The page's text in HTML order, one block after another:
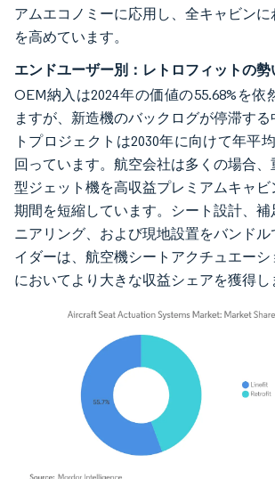
アムエコノミーに応用し、全キャビン
を高めています。
エンドユーザー別：レトロフィットの勢
OEM納入は2024年の価値の55.68%を依
ますが、新造機のバックログが停滞す
トプロジェクトは2030年に向けて年平
回っています。航空会社は多くの場合
型ジェット機を高収益プレミアムキャ
期間を短縮しています。シート設計、
ニアリング、および現地設置をバンド
イダーは、航空機シートアクチュエー
においてより大きな収益シェアを獲得し